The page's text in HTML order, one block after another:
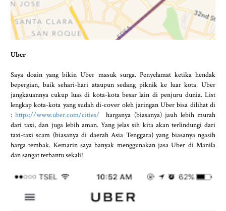
Uber
Saya doain yang bikin Uber masuk surga. Penyelamat ketika hendak
bepergian, baik sehari-hari ataupun sedang piknik ke luar kota. Uber
jangkauannya cukup luas di kota-kota besar lain di penjuru dunia. List
lengkap kota-kota yang sudah di-cover oleh jaringan Uber bisa dilihat di
:https://www.uber.com/cities/ harganya (biasanya) jauh lebih murah
dari taxi, dan juga lebih aman. Yang jelas sih kita akan terlindungi dari
taxi-taxi scam (biasanya di daerah Asia Tenggara) yang biasanya ngasih
harga tembak. Kemarin saya banyak menggunakan jasa Uber di Manila
dan sangat terbantu sekali!